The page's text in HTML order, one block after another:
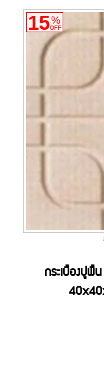
15%
OFF
กระเบื้องปูพื้